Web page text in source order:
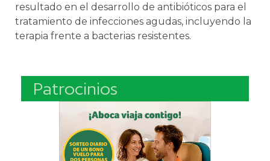
resultado en el desarrollo de antibióticos para el
tratamiento de infecciones agudas, incluyendo la
terapia frente a bacterias resistentes.
Patrocinios